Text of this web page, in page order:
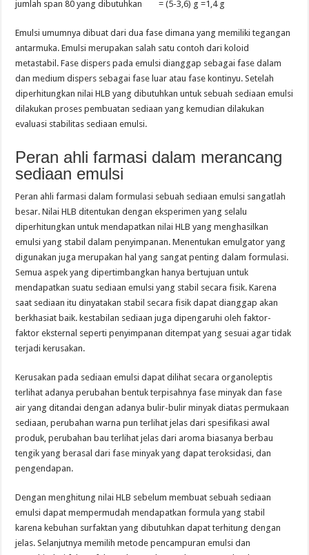
jumlah span 80 yang dibutuhkan = (5-3,6) g =1,4 g
Emulsi umumnya dibuat dari dua fase dimana yang memiliki tegangan
antarmuka. Emulsi merupakan salah satu contoh dari koloid
metastabil. Fase dispers pada emulsi dianggap sebagai fase dalam
dan medium dispers sebagai fase luar atau fase kontinyu. Setelah
diperhitungkan nilai HLB yang dibutuhkan untuk sebuah sediaan emulsi
dilakukan proses pembuatan sediaan yang kemudian dilakukan
evaluasi stabilitas sediaan emulsi.
Peran ahli farmasi dalam merancang
sediaan emulsi
Peran ahli farmasi dalam formulasi sebuah sediaan emulsi sangatlah
besar. Nilai HLB ditentukan dengan eksperimen yang selalu
diperhitungkan untuk mendapatkan nilai HLB yang menghasilkan
emulsi yang stabil dalam penyimpanan. Menentukan emulgator yang
digunakan juga merupakan hal yang sangat penting dalam formulasi.
Semua aspek yang dipertimbangkan hanya bertujuan untuk
mendapatkan suatu sediaan emulsi yang stabil secara fisik. Karena
saat sediaan itu dinyatakan stabil secara fisik dapat dianggap akan
berkhasiat baik. kestabilan sediaan juga dipengaruhi oleh faktor-
faktor eksternal seperti penyimpanan ditempat yang sesuai agar tidak
terjadi kerusakan.
Kerusakan pada sediaan emulsi dapat dilihat secara organoleptis
terlihat adanya perubahan bentuk terpisahnya fase minyak dan fase
air yang ditandai dengan adanya bulir-bulir minyak diatas permukaan
sediaan, perubahan warna pun terlihat jelas dari spesifikasi awal
produk, perubahan bau terlihat jelas dari aroma biasanya berbau
tengik yang berasal dari fase minyak yang dapat teroksidasi, dan
pengendapan.
Dengan menghitung nilai HLB sebelum membuat sebuah sediaan
emulsi dapat mempermudah mendapatkan formula yang stabil
karena kebuhan surfaktan yang dibutuhkan dapat terhitung dengan
jelas. Selanjutnya memilih metode pencampuran emulsi dan